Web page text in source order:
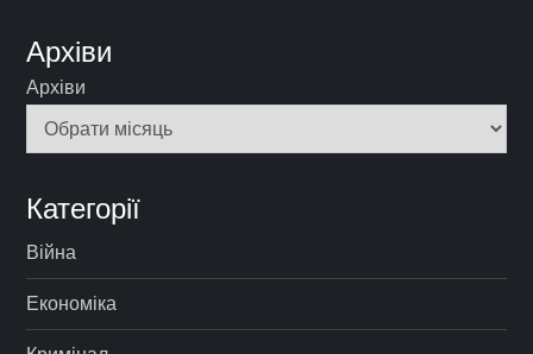
Архіви
Архіви
Категорії
Війна
Економіка